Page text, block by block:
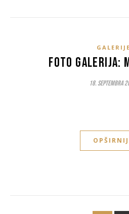
GALERIJE
Foto galerija:
18. Septembra